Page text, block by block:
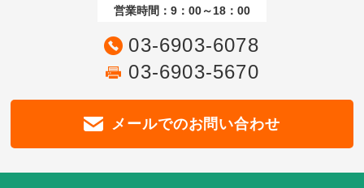
営業時間：9：00～18：00
03-6903-6078
03-6903-5670
メールでのお問い合わせ